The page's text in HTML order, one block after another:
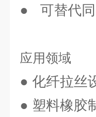
● 可替代同
应用领域
● 化纤拉丝
● 塑料橡胶